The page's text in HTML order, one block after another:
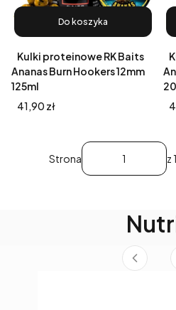
Do koszyka
Kulki proteinowe RK Baits
Ananas Burn Hookers 12mm
125ml
Cena
41,90 zł
Strona z